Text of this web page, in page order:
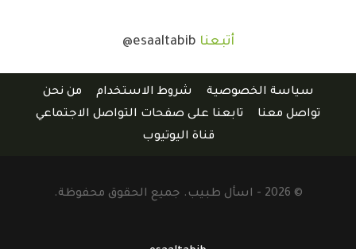
أتبعنا @esaaltabib
سياسة الخصوصية شروط الاستخدام
من نحن
تواصل معنا
تابعنا على صفحات التواصل الاجتماعي
قناة اليوتيوب
© 2026 - اسأل طبيب. جميع الحقوق محفوظة.